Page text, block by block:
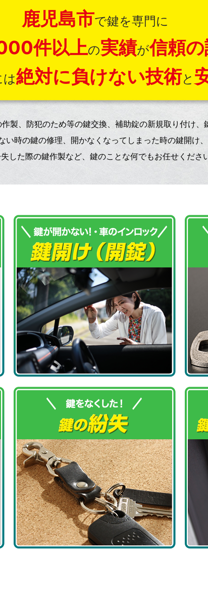
鹿児島市で鍵を専門に
件以上の実績が信頼
絶対に負けない技術と
製、防犯のため等の鍵交換、補助錠の新規取り付け、
い時の鍵の修理、開かなくなってしまった時の鍵開け、
した際の鍵作製など、鍵のことな何でもお任せくださ